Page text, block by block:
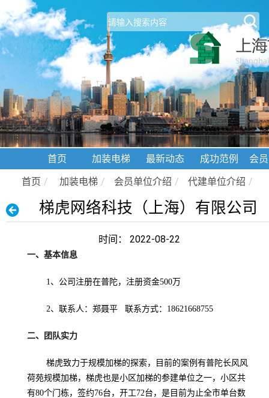
首页 加装电梯 最新动态 成功范例
会
首页 / 加装电梯 / 会员单位介绍 / 代建单位介绍 /
梯虎网络科技（上海）有限公司
时间： 2022-08-22
一、基本信息
1、公司注册在普陀，注册资金500万
2、联系人：郑聂平 联系方式：18621668755
二、团队实力
梯虎致力于规模加梯的探索，目前的案例有普陀长风风
荷苑规模加梯，梯虎也是小区加梯的参建单位之一，小区共
有80个门栋，签约76台，开工72台，是目前为止全市单台数